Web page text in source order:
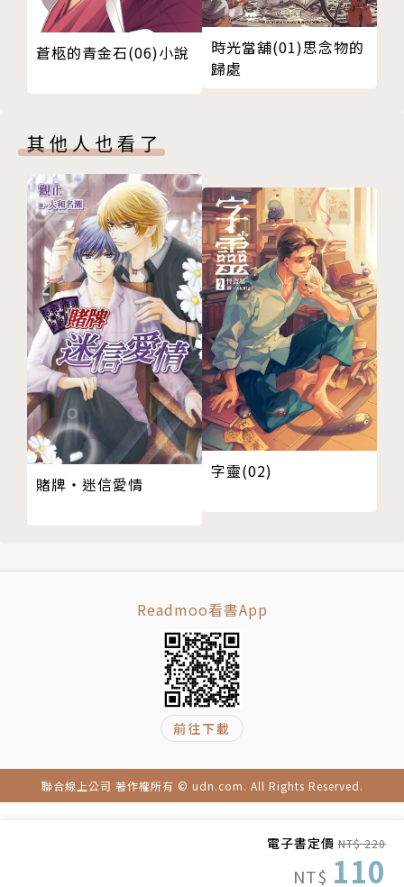
電子書定價 NT$ 220
NT$ 110
蒼柩的青金石(06)小說
時光當舖(01)思念物的
歸處
其他人也看了
賭牌‧迷信愛情
字靈(02)
Readmoo看書App
前往下載
聯合線上公司 著作權所有 © udn.com. All Rights Reserved.